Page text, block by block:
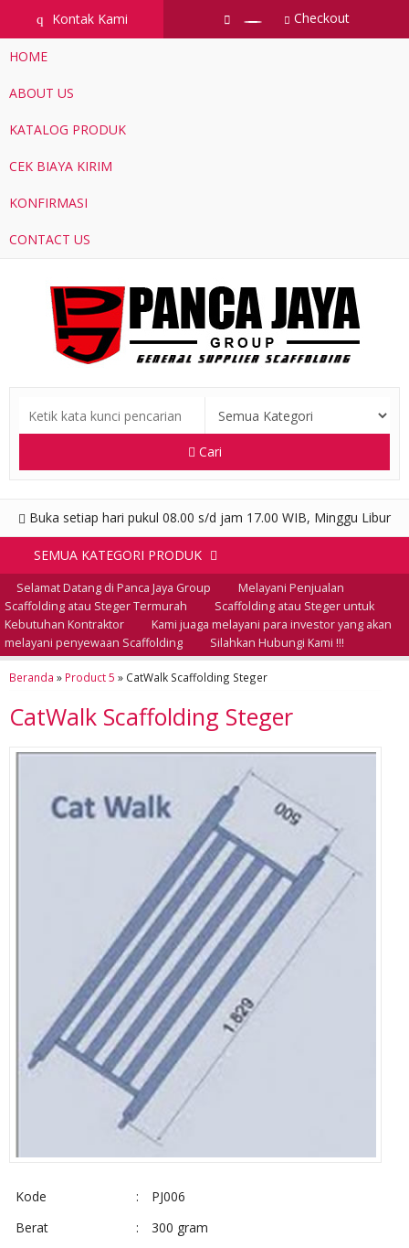
q Kontak Kami Checkout
HOME
ABOUT US
KATALOG PRODUK
CEK BIAYA KIRIM
KONFIRMASI
CONTACT US
Cari
Buka setiap hari pukul 08.00 s/d jam 17.00 WIB, Minggu Libur
SEMUA KATEGORI PRODUK
Selamat Datang di Panca Jaya Group
Melayani Penjualan
Scaffolding atau Steger Termurah
Scaffolding atau Steger untuk
Kebutuhan Kontraktor
Kami juaga melayani para investor yang akan
melayani penyewaan Scaffolding
Silahkan Hubungi Kami !!!
Beranda » Product 5 » CatWalk Scaffolding Steger
CatWalk Scaffolding Steger
Kode :
PJ006
Berat
:
300 gram